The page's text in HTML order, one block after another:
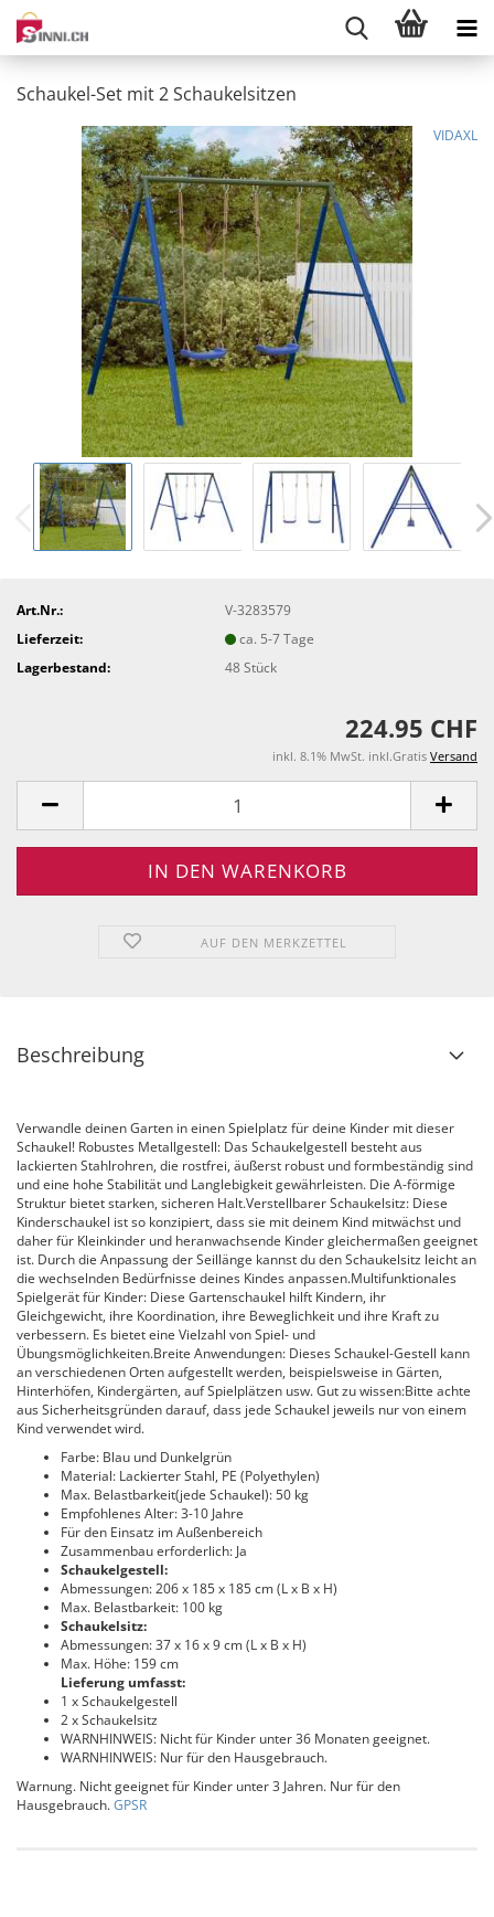
Schaukel-Set mit 2 Schaukelsitzen
VIDAXL
Art.Nr.:
V-3283579
Lieferzeit:
ca. 5-7 Tage
Lagerbestand:
48Stück
224.95 CHF
inkl. 8.1% MwSt. inkl.Gratis Versand
AUF DEN MERKZETTEL
Beschreibung
Verwandle deinen Garten in einen Spielplatz für deine Kinder mit dieser
Schaukel! Robustes Metallgestell: Das Schaukelgestell besteht aus
lackierten Stahlrohren, die rostfrei, äußerst robust und formbeständig sind
und eine hohe Stabilität und Langlebigkeit gewährleisten. Die A-förmige
Struktur bietet starken, sicheren Halt.Verstellbarer Schaukelsitz: Diese
Kinderschaukel ist so konzipiert, dass sie mit deinem Kind mitwächst und
daher für Kleinkinder und heranwachsende Kinder gleichermaßen geeignet
ist. Durch die Anpassung der Seillänge kannst du den Schaukelsitz leicht an
die wechselnden Bedürfnisse deines Kindes anpassen.Multifunktionales
Spielgerät für Kinder: Diese Gartenschaukel hilft Kindern, ihr
Gleichgewicht, ihre Koordination, ihre Beweglichkeit und ihre Kraft zu
verbessern. Es bietet eine Vielzahl von Spiel- und
Übungsmöglichkeiten.Breite Anwendungen: Dieses Schaukel-Gestell kann
an verschiedenen Orten aufgestellt werden, beispielsweise in Gärten,
Hinterhöfen, Kindergärten, auf Spielplätzen usw. Gut zu wissen:Bitte achte
aus Sicherheitsgründen darauf, dass jede Schaukel jeweils nur von einem
Kind verwendet wird.
Farbe: Blau und Dunkelgrün
Material: Lackierter Stahl, PE (Polyethylen)
Max. Belastbarkeit(jede Schaukel): 50 kg
Empfohlenes Alter: 3-10 Jahre
Für den Einsatz im Außenbereich
Zusammenbau erforderlich: Ja
Schaukelgestell:
Abmessungen: 206 x 185 x 185 cm (L x B x H)
Max. Belastbarkeit: 100 kg
Schaukelsitz:
Abmessungen: 37 x 16 x 9 cm (L x B x H)
Max. Höhe: 159 cm
Lieferung umfasst:
1 x Schaukelgestell
2 x Schaukelsitz
WARNHINWEIS: Nicht für Kinder unter 36 Monaten geeignet.
WARNHINWEIS: Nur für den Hausgebrauch.
Warnung. Nicht geeignet für Kinder unter 3 Jahren. Nur für den
Hausgebrauch.GPSR